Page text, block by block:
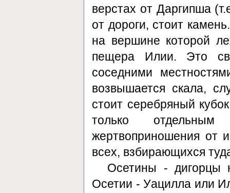
верстах от Даргипша
от дороги, стоит
на вершине которой
пещера Илии. Это
соседними
возвышается скала,
стоит серебряный
только
жертвоприношения от
всех, взбирающихся
Осетины - дигорцы
Осетии - Уацилла или